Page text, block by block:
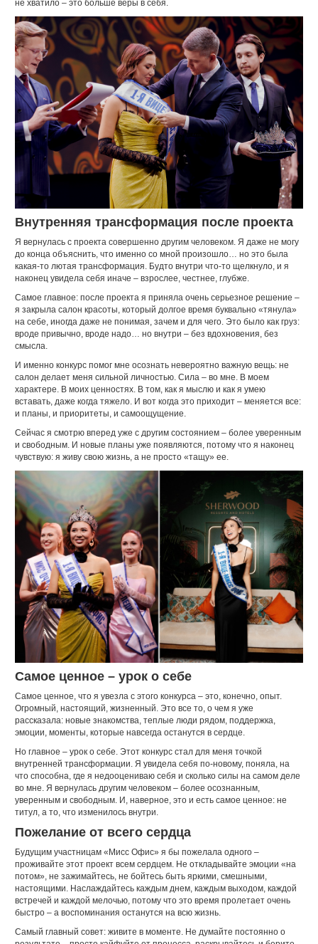
не хватило – это больше веры в себя.
Внутренняя трансформация после проекта
Я вернулась с проекта совершенно другим человеком. Я даже не могу
до конца объяснить, что именно со мной произошло… но это была
какая-то лютая трансформация. Будто внутри что-то щелкнуло, и я
наконец увидела себя иначе – взрослее, честнее, глубже.
Самое главное: после проекта я приняла очень серьезное решение –
я закрыла салон красоты, который долгое время буквально «тянула»
на себе, иногда даже не понимая, зачем и для чего. Это было как груз:
вроде привычно, вроде надо… но внутри – без вдохновения, без
смысла.
И именно конкурс помог мне осознать невероятно важную вещь: не
салон делает меня сильной личностью. Сила – во мне. В моем
характере. В моих ценностях. В том, как я мыслю и как я умею
вставать, даже когда тяжело. И вот когда это приходит – меняется все:
и планы, и приоритеты, и самоощущение.
Сейчас я смотрю вперед уже с другим состоянием – более уверенным
и свободным. И новые планы уже появляются, потому что я наконец
чувствую: я живу свою жизнь, а не просто «тащу» ее.
Самое ценное – урок о себе
Самое ценное, что я увезла с этого конкурса – это, конечно, опыт.
Огромный, настоящий, жизненный. Это все то, о чем я уже
рассказала: новые знакомства, теплые люди рядом, поддержка,
эмоции, моменты, которые навсегда останутся в сердце.
Но главное – урок о себе. Этот конкурс стал для меня точкой
внутренней трансформации. Я увидела себя по-новому, поняла, на
что способна, где я недооцениваю себя и сколько силы на самом деле
во мне. Я вернулась другим человеком – более осознанным,
уверенным и свободным. И, наверное, это и есть самое ценное: не
титул, а то, что изменилось внутри.
Пожелание от всего сердца
Будущим участницам «Мисс Офис» я бы пожелала одного –
проживайте этот проект всем сердцем. Не откладывайте эмоции «на
потом», не зажимайтесь, не бойтесь быть яркими, смешными,
настоящими. Наслаждайтесь каждым днем, каждым выходом, каждой
встречей и каждой мелочью, потому что это время пролетает очень
быстро – а воспоминания останутся на всю жизнь.
Самый главный совет: живите в моменте. Не думайте постоянно о